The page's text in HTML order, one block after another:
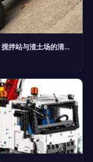
承德工信环保清扫车 高效扫洗地面，搅拌站与渣土场的清洁利器